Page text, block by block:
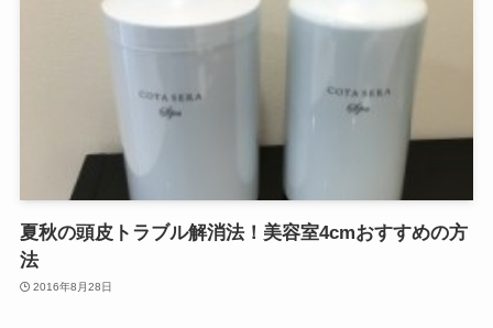
夏秋の頭皮トラブル解消法！美容室4cmおすすめの方
法
2016年8月28日